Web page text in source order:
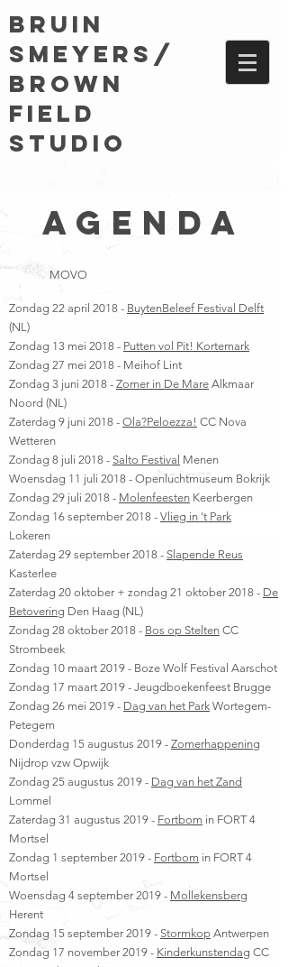
BRUIN
SMEYERS/
Brown
field
studio
Agenda
MOVO​
Zondag 22 april 2018 - BuytenBeleef Festival Delft
(NL)
​Zondag ​13 mei 2018 - Putten vol Pit! Kortemark
​Zondag 27 mei 2018 - Meihof Lint​
Zondag 3 juni 2018 - Zomer in De Mare Alkmaar
Noord (NL)
Zaterdag 9 juni 2018 - Ola?Peloezza! CC Nova
Wetteren
Zondag 8 juli 2018 - Salto Festival Menen
Woensdag 11 juli 2018 - Openluchtmuseum Bokrijk
Zondag 29 juli 2018 - Molenfeesten Keerbergen
Zondag 16 september 2018 - Vlieg in 't Park
Lokeren
Zaterdag 29 september 2018 - Slapende Reus
Kasterlee
Zaterdag 20 oktober + zondag 21 oktober 2018 - De
Betovering Den Haag (NL)
Zondag 28 oktober 2018 - Bos op Stelten CC
Strombeek
Zondag 10 maart 2019 - Boze Wolf Festival Aarschot
Zondag 17 maart 2019 - Jeugdboekenfeest Brugge
Zondag 26 mei 2019 - Dag van het Park Wortegem-
Petegem
Donderdag 15 augustus 2019 - Zomerhappening
Nijdrop vzw Opwijk
Zondag 25 augustus 2019 - Dag van het Zand
Lommel​
Zaterdag 31 augustus 2019 - Fortbom in FORT 4
Mortsel
Zondag 1 september 2019 - Fortbom in FORT 4
Mortsel
Woensdag 4 september 2019 - Mollekensberg
Herent
Zondag 15 september 2019 - Stormkop Antwerpen
Zondag 17 november 2019 - Kinderkunstendag CC